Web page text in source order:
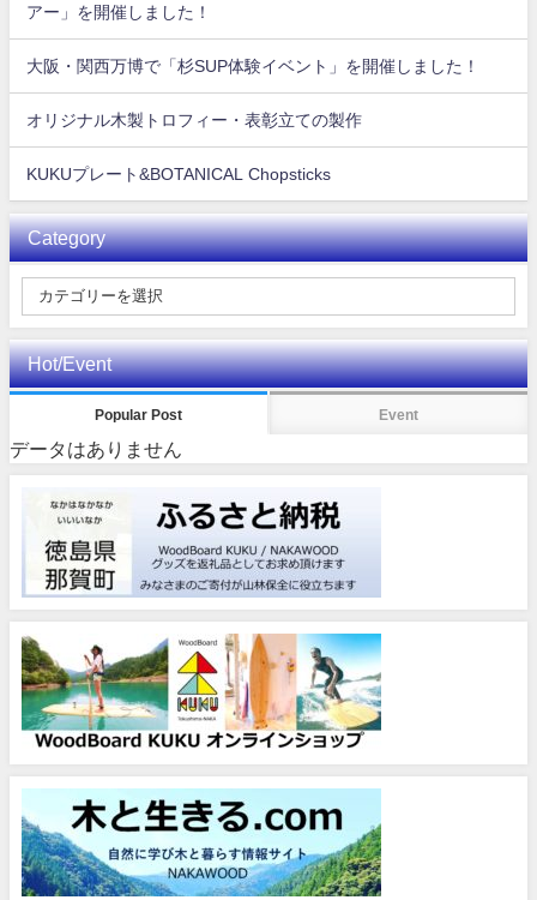
アー」を開催しました！
大阪・関西万博で「杉SUP体験イベント」を開催しました！
オリジナル木製トロフィー・表彰立ての製作
KUKUプレート&BOTANICAL Chopsticks
Category
Hot/Event
Popular Post Event
データはありません